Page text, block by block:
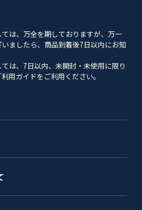
は、万全を期しておりますが、万一
ましたら、商品到着後7日以内にお知
は、7日以内、未開封・未使用に限り
用ガイドをご利用ください。